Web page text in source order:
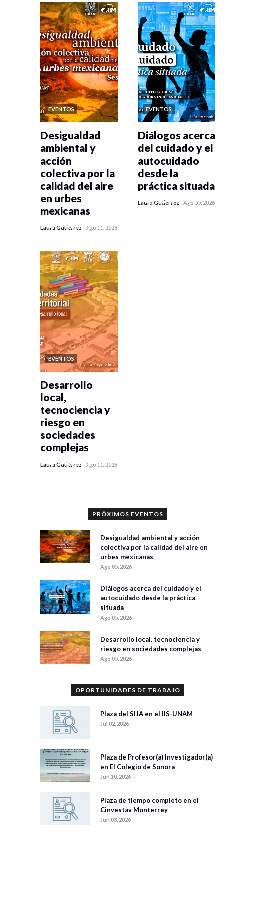
EVENTOS
0 veces compartido
Desigualdad
ambiental y
acción
colectiva por la
calidad del aire
en urbes
mexicanas
Laura Gutiérrez -Ago 05, 2026
EVENTOS
0 veces compartido
Diálogos acerca
del cuidado y el
autocuidado
desde la
práctica situada
Laura Gutiérrez -Ago 05, 2026
EVENTOS
0 veces compartido
Desarrollo
local,
tecnociencia y
riesgo en
sociedades
complejas
Laura Gutiérrez -Ago 05, 2026
PRÓXIMOS EVENTOS
Desigualdad ambiental y acción
colectiva por la calidad del aire en
urbes mexicanas
Ago 05, 2026
Diálogos acerca del cuidado y el
autocuidado desde la práctica
situada
Ago 05, 2026
Desarrollo local, tecnociencia y
riesgo en sociedades complejas
Ago 05, 2026
OPORTUNIDADES DE TRABAJO
Plaza del SIJA en el IIS-UNAM
Jul 02, 2026
Plaza de Profesor(a) Investigador(a)
en El Colegio de Sonora
Jun 10, 2026
Plaza de tiempo completo en el
Cinvestav Monterrey
Jun 03, 2026